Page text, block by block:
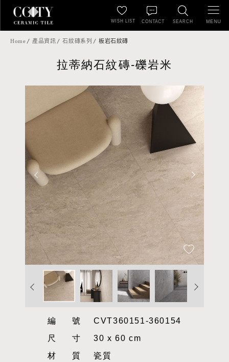
SEARCH
WISH LIST CONTACT MENU
Home 產品資訊 石紋磚系列 板岩石紋磚
拉蒂納石紋磚-礫岩米
編號CVT360151-360154
尺寸30 x 60 cm
材質瓷質